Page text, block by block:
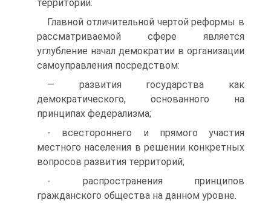
территорий.
Главной отличительной чертой реформы в
рассматриваемой сфере является
углубление начал демократии в организации
самоуправления посредством:
— развития государства как
демократического, основанного на
принципах федерализма;
- всестороннего и прямого участия
местного населения в решении конкретных
вопросов развития территорий;
- распространения принципов
гражданского общества на данном уровне.